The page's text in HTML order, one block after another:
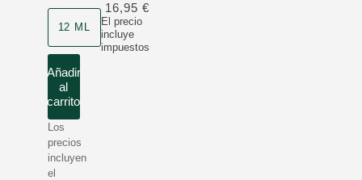
12 ML
El precio
incluye
impuestos
16,95 €
Añadir
al
carrito
Los
precios
incluyen
el